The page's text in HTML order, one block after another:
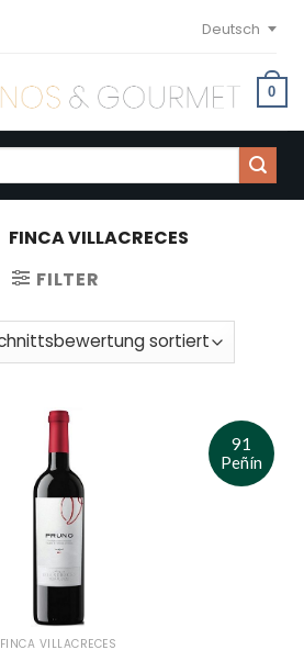
Deutsch
0
FINCA VILLACRECES
FILTER
91
Peñín
FINCA VILLACRECES